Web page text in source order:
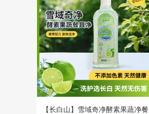
【长白山】雪域奇净酵素果蔬净餐